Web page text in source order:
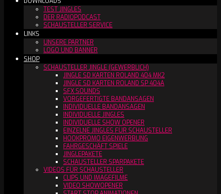
TEST JINGLES
DER RADIOPODCAST
SCHAUSTELLER SERVICE
LINKS
UNSERE PARTNER
LOGO UND BANNER
SHOP
SCHAUSTELLER JINGLE (GEWERBLICH)
JINGLE SD KARTEN ROLAND 404 MK2
JINGLE SD KARTEN ROLAND SP 404A
SFX SOUNDS
VORGEFERTIGTE BANDANSAGEN
INDIVIDUELLE BANDANSAGEN
INDIVIDUELLE JINGLES
INDIVIDUELLE SHOW OPENER
EINZELNE JINGLES FÜR SCHAUSTELLER
HOOKPROMO EIGENWERBUNG
FAHRGESCHÄFT SPIELE
JINGLEPAKETE
SCHAUSTELLER SPARPAKETE
VIDEOS FÜR SCHAUSTELLER
CLIPS UND IMAGEFILME
VIDEO SHOWOPENER